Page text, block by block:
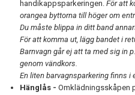
handikappsparkeringen. För att
orangea byttorna till höger om
Du måste blippa in ditt band
För att komma ut, lägg bandet i
Barnvagn går ej att ta med sig in
genom vändkors.
En liten barvagnsparkering finns
Hänglås - Omklädningsskåpen